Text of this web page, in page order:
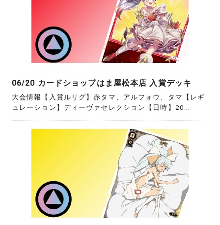
06/20 カードショップはま屋松本店 入賞デッキ
大会情報【入賞ルリグ】赤タマ、アルフォウ、タマ【レギ
ュレーション】ディーヴァセレクション【日時】20...